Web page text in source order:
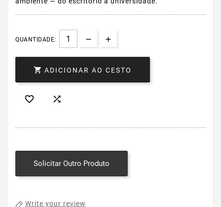
QUANTIDADE:
 ADICIONAR AO CESTO
 
Solicitar Outro Produto
Write your review